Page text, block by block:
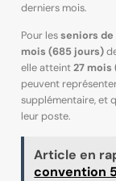
derniers mois.
Pour lesseniors de
mois (685 jours)
elle atteint27 mois
peuvent
supplémentaire, et
leur poste.
Article en
convention